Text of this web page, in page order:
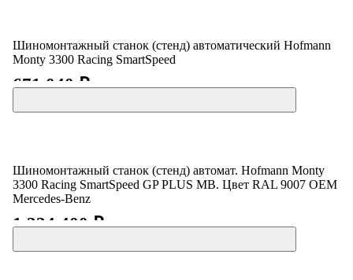
Шиномонтажный станок (стенд) автоматический Hofmann
Monty 3300 Racing SmartSpeed
671 040 ₽
Шиномонтажный станок (стенд) автомат. Hofmann Monty
3300 Racing SmartSpeed GP PLUS MB. Цвет RAL 9007 OEM
Mercedes-Benz
1 334 400 ₽